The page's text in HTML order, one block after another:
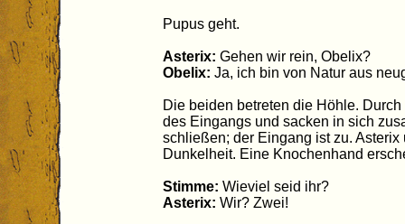
Pupus geht.
Asterix: Gehen wir rein, Obelix?
Obelix: Ja, ich bin von Natur aus
Die beiden betreten die Höhle.
des Eingangs und sacken in sich
schließen; der Eingang ist zu.
Dunkelheit. Eine Knochenhand
Stimme: Wieviel seid ihr?
Asterix: Wir? Zwei!